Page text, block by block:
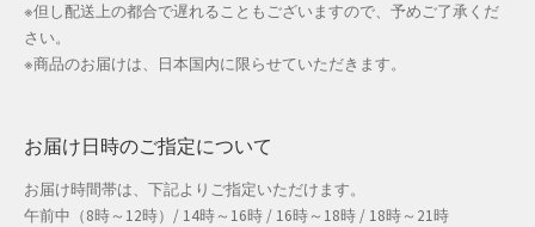
支払い
敬老の日特集
新春・初売り特集
※但し配送上の都合で遅れることもございますので、予めご了承くだ
さい。
※商品のお届けは、日本国内に限らせていただきます。
お届け日時のご指定について
お届け時間帯は、下記よりご指定いただけます。
午前中（8時～12時）/ 14時～16時 / 16時～18時 / 18時～21時